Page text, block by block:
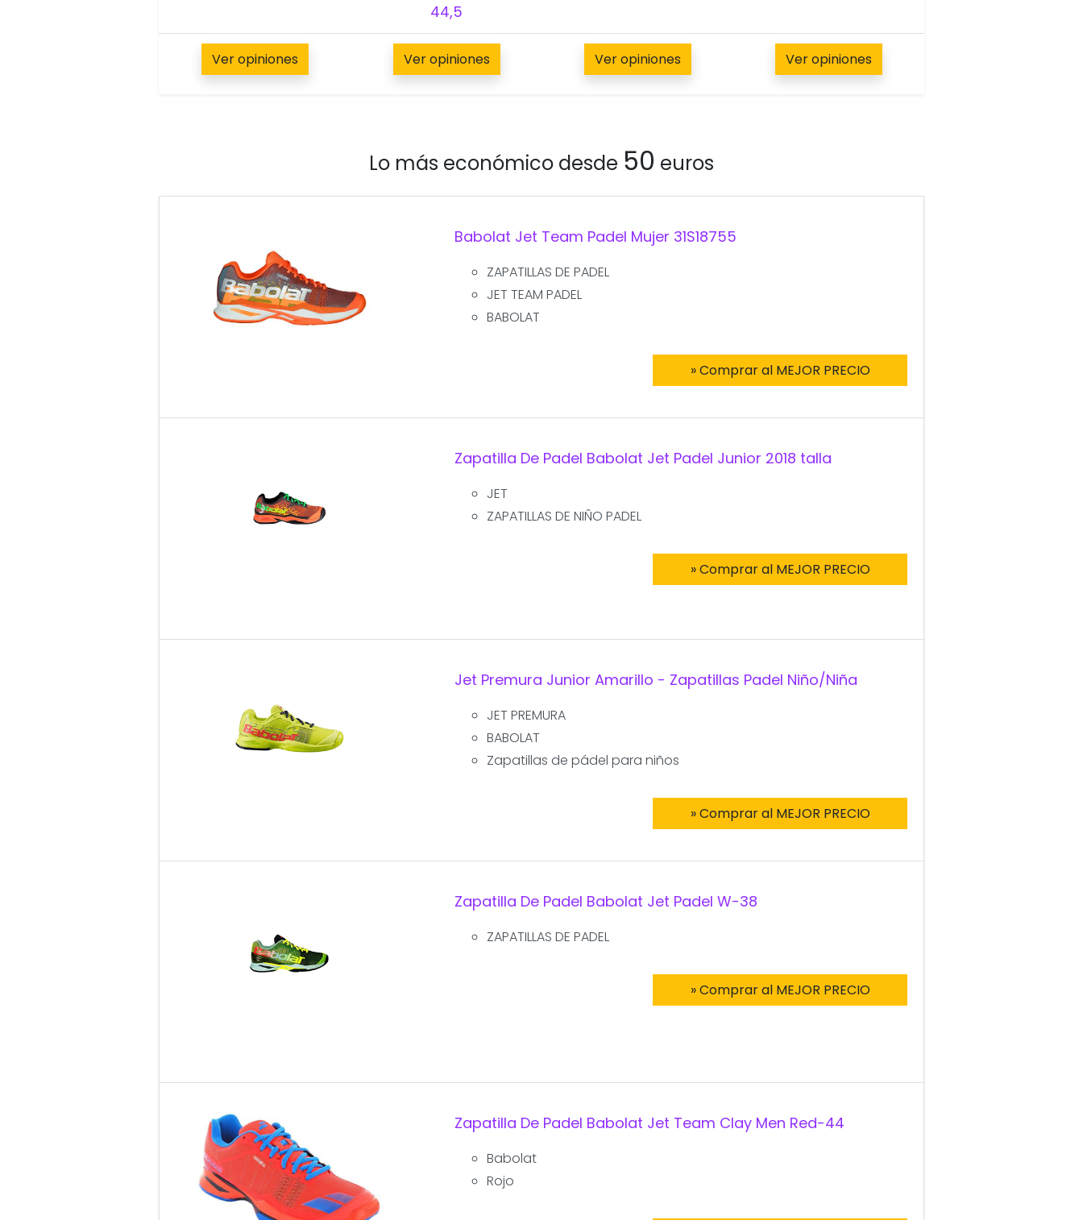
44,5
Ver opiniones Ver opiniones Ver opiniones Ver opiniones
Lo más económico desde 50 euros
Babolat Jet Team Padel Mujer 31S18755
ZAPATILLAS DE PADEL
JET TEAM PADEL
BABOLAT
» Comprar al MEJOR PRECIO
Zapatilla De Padel Babolat Jet Padel Junior 2018 talla
JET
ZAPATILLAS DE NIÑO PADEL
» Comprar al MEJOR PRECIO
Jet Premura Junior Amarillo - Zapatillas Padel Niño/Niña
JET PREMURA
BABOLAT
Zapatillas de pádel para niños
» Comprar al MEJOR PRECIO
Zapatilla De Padel Babolat Jet Padel W-38
ZAPATILLAS DE PADEL
» Comprar al MEJOR PRECIO
Zapatilla De Padel Babolat Jet Team Clay Men Red-44
Babolat
Rojo